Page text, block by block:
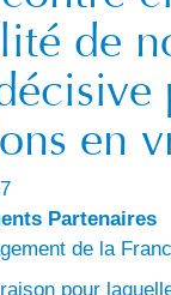
de
en
Partenaires
de la
pour